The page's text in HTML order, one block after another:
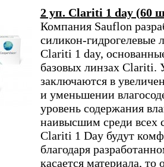
2 уп. Clariti 1 day (60
Компания Sauflon
силикон-гидрогелевые
Clariti 1 day,
базовых линзах Clariti.
заключаются в
и уменьшении
уровень содержания
наивысшим среди всех
Clariti 1 Day будут
благодаря
касается материала, то